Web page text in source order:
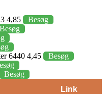
4,85
Besøg
Besøg
6440 4,45
Besøg
Besøg
Link